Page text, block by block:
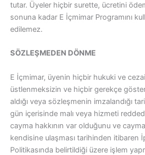
tutar. Üyeler hiçbir surette, ücretini
sonuna kadar E İçmimar Programını
edilemez.
SÖZLEŞMEDEN DÖNME
E İçmimar, üyenin hiçbir hukuki ve
üstlenmeksizin ve hiçbir gerekçe
aldığı veya sözleşmenin imzalandığı
gün içerisinde malı veya hizmeti
cayma hakkının var olduğunu ve
kendisine ulaşması tarihinden itibaren
Politikasında belirtildiği üzere işlem